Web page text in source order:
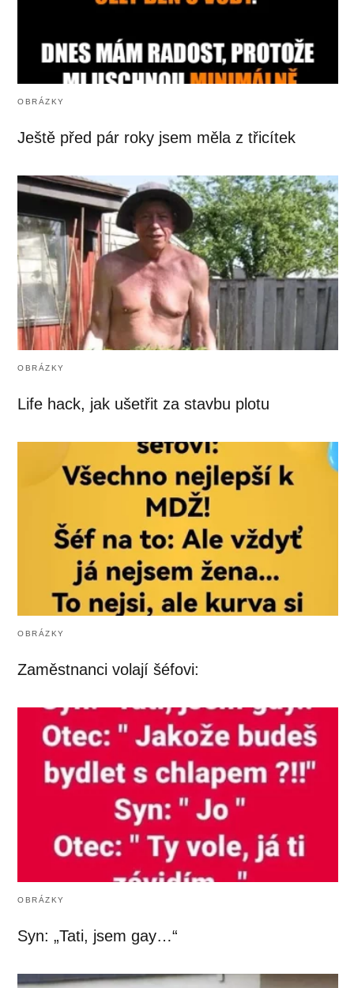
OBRÁZKY
Ještě před pár roky jsem měla z třicítek
OBRÁZKY
Life hack, jak ušetřit za stavbu plotu
OBRÁZKY
Zaměstnanci volají šéfovi:
OBRÁZKY
Syn: „Tati, jsem gay…“